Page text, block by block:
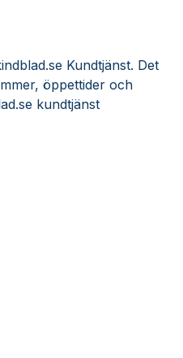
Kundtjänst. Det
öppettider och
kundtjänst